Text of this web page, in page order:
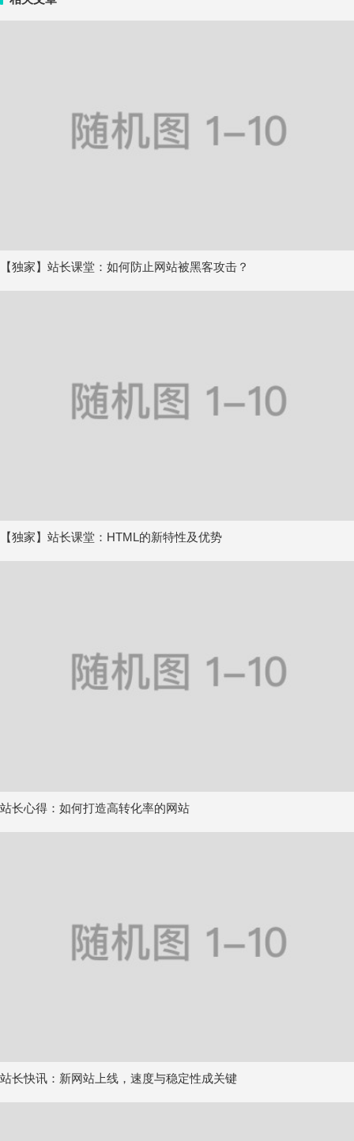
【独家】站长课堂：如何防止网站被黑客攻击？
【独家】站长课堂：HTML的新特性及优势
站长心得：如何打造高转化率的网站
站长快讯：新网站上线，速度与稳定性成关键